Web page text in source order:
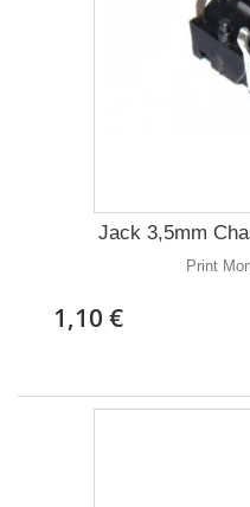
Jack 3,5mm
Print
1,10 €